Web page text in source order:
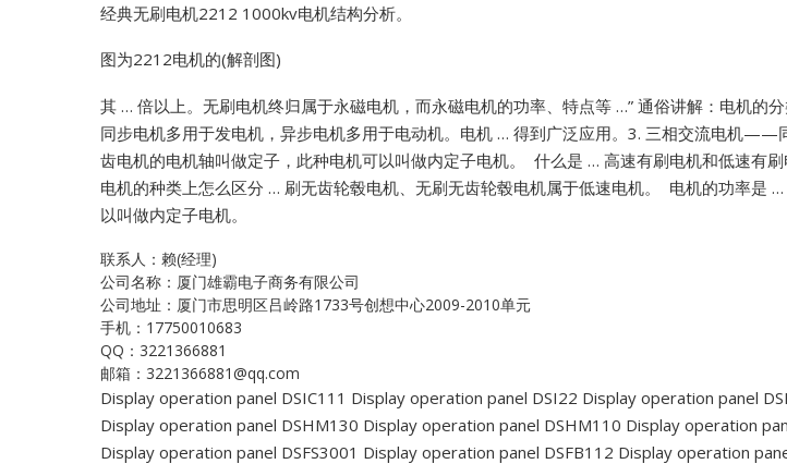
经典无刷电机2212 1000kv电机结构分析。
图为2212电机的(解剖图)
其 … 倍以上。无刷电机终归属于永磁电机，而永磁电机的功率、特点等 …” 通俗讲解：电机的
同步电机多用于发电机，异步电机多用于电动机。电机 … 得到广泛应用。3. 三相交流电机——
齿电机的电机轴叫做定子，此种电机可以叫做内定子电机。 什么是 … 高速有刷电机和低速有
电机的种类上怎么区分 … 刷无齿轮毂电机、无刷无齿轮毂电机属于低速电机。 电机的功率是 …
以叫做内定子电机。
联系人：赖(经理)
公司名称：厦门雄霸电子商务有限公司
公司地址：厦门市思明区吕岭路1733号创想中心2009-2010单元
手机：17750010683
QQ：3221366881
邮箱：3221366881@qq.com
Display operation panel DSIC111 Display operation panel DSI22 Display operation panel
Display operation panel DSHM130 Display operation panel DSHM110 Display operation
Display operation panel DSFS3001 Display operation panel DSFB112 Display operation